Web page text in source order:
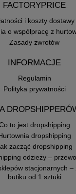
FACTORYPRICE
i koszty dostawy
o współpracę z
Zasady zwrotów
INFORMACJE
Regulamin
Polityka prywatności
to jest dropshipping
dropshipping
zacząć dropshipping
odzieży –
stacjonarnych –
butiku od 1 sztuki